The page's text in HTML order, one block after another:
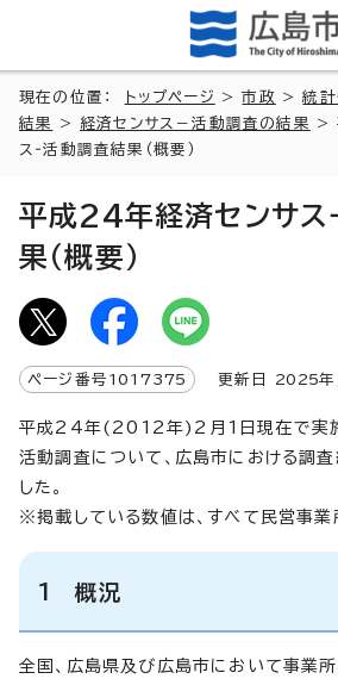
現在の位置： トップページ >市政 >統
結果
>経済センサス－活動調査の結果
>
ス‐活動調査結果（概要）
平成24年経済センサス
果（概要）
ページ番号 1017375 更新日 2025年
平成24年(2012年)2月1日現在で実
活動調査について、広島市における調
した。
※掲載している数値は、すべて民営事業
1 概況
全国、広島県及び広島市において事業